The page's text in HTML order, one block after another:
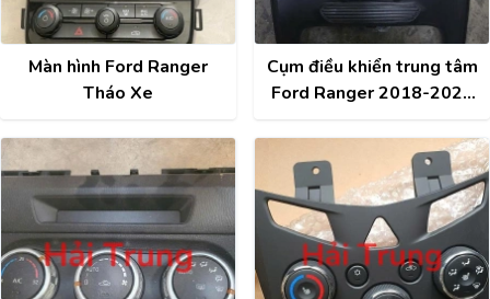
Màn hình Ford Ranger
Tháo Xe
Cụm điều khiển trung tâm
Ford Ranger 2018-2022